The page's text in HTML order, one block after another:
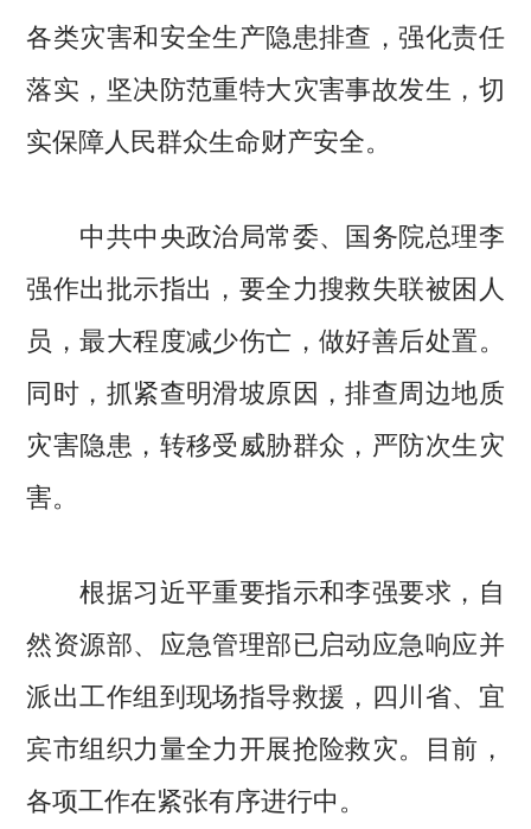
各类灾害和安全生产隐患排查，强化责任
落实，坚决防范重特大灾害事故发生，切
实保障人民群众生命财产安全。
中共中央政治局常委、国务院总理李
强作出批示指出，要全力搜救失联被困人
员，最大程度减少伤亡，做好善后处置。
同时，抓紧查明滑坡原因，排查周边地质
灾害隐患，转移受威胁群众，严防次生灾
害。
根据习近平重要指示和李强要求，自
然资源部、应急管理部已启动应急响应并
派出工作组到现场指导救援，四川省、宜
宾市组织力量全力开展抢险救灾。目前，
各项工作在紧张有序进行中。